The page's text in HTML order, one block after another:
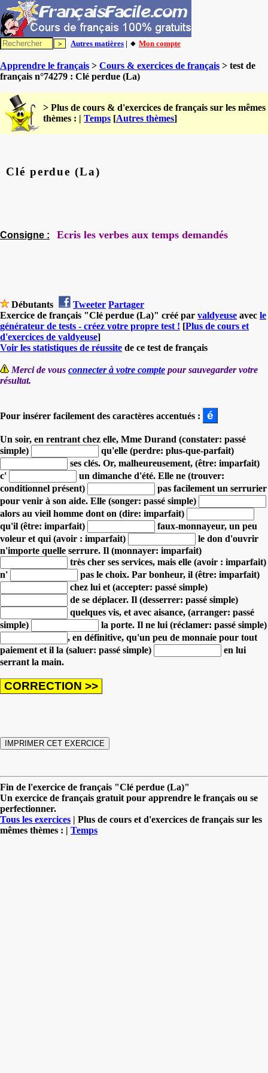
Autres matières | 🔸 Mon compte
Apprendre le français > Cours & exercices de français > test de
français n°74279 : Clé perdue (La)
> Plus de cours & d'exercices de français sur les mêmes
thèmes : | Temps [Autres thèmes]
Clé perdue (La)
Consigne : Ecris les verbes aux temps demandés
Débutants Tweeter Partager
Exercice de français "Clé perdue (La)" créé par valdyeuse avec le
générateur de tests - créez votre propre test ! [Plus de cours et
d'exercices de valdyeuse]
Voir les statistiques de réussite de ce test de français
Merci de vous connecter à votre compte pour sauvegarder votre
résultat.
Pour insérer facilement des caractères accentués :
Un soir, en rentrant chez elle, Mme Durand (constater: passé
simple)
qu'elle (perdre: plus-que-parfait)
ses clés. Or, malheureusement, (être: imparfait)
c'
un dimanche d'été. Elle ne (trouver:
conditionnel présent)
pas facilement un serrurier
pour venir à son aide. Elle (songer: passé simple)
alors au vieil homme dont on (dire: imparfait)
qu'il (être: imparfait)
faux-monnayeur, un peu
voleur et qui (avoir : imparfait)
le don d'ouvrir
n'importe quelle serrure. Il (monnayer: imparfait)
très cher ses services, mais elle (avoir : imparfait)
n'
pas le choix. Par bonheur, il (être: imparfait)
chez lui et (accepter: passé simple)
de se déplacer. Il (desserrer: passé simple)
quelques vis, et avec aisance, (arranger: passé
simple)
la porte. Il ne lui (réclamer: passé simple)
, en définitive, qu'un peu de monnaie pour tout
paiement et il la (saluer: passé simple)
en lui
serrant la main.
Fin de l'exercice de français "Clé perdue (La)"
Un exercice de français gratuit pour apprendre le français ou se
perfectionner.
Tous les exercices | Plus de cours et d'exercices de français sur les
mêmes thèmes : | Temps